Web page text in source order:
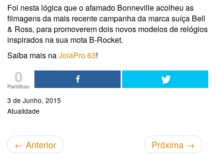
Foi nesta lógica que o afamado Bonneville acolheu as
filmagens da mais recente campanha da marca suíça Bell
& Ross, para promoverem dois novos modelos de relógios
inspirados na sua mota B-Rocket.
Saiba mais naJoiaPro 63!
0
Partilhas
3 de Junho, 2015
Atualidade
← Anterior Próxima →